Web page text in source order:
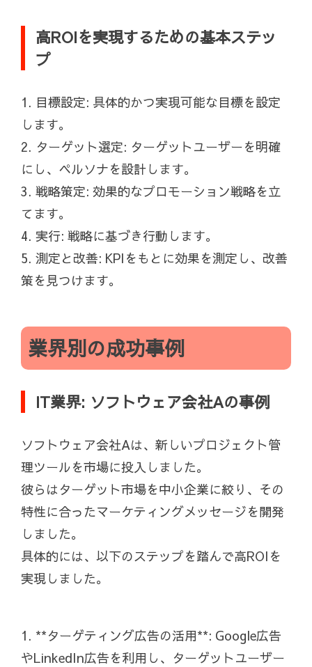
高ROIを実現するための基本ステッ
プ
1. 目標設定: 具体的かつ実現可能な目標を設定
します。
2. ターゲット選定: ターゲットユーザーを明確
にし、ペルソナを設計します。
3. 戦略策定: 効果的なプロモーション戦略を立
てます。
4. 実行: 戦略に基づき行動します。
5. 測定と改善: KPIをもとに効果を測定し、改善
策を見つけます。
業界別の成功事例
IT業界: ソフトウェア会社Aの事例
ソフトウェア会社Aは、新しいプロジェクト管
理ツールを市場に投入しました。
彼らはターゲット市場を中小企業に絞り、その
特性に合ったマーケティングメッセージを開発
しました。
具体的には、以下のステップを踏んで高ROIを
実現しました。
1. **ターゲティング広告の活用**: Google広告
やLinkedIn広告を利用し、ターゲットユーザー